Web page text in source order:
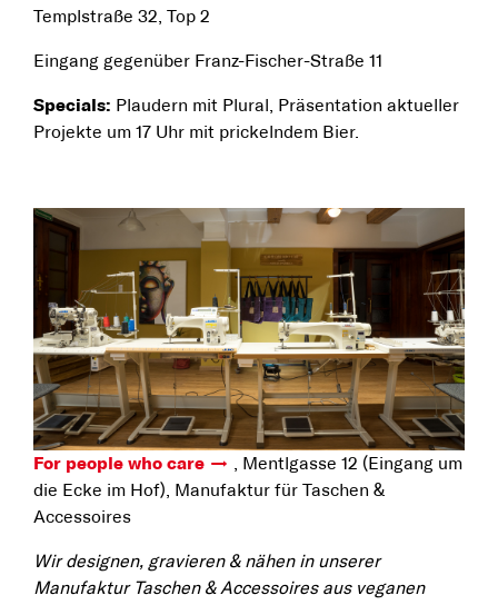
Templstraße 32, Top 2
Eingang gegenüber Franz-Fischer-Straße 11
Specials: Plaudern mit Plural, Präsentation aktueller
Projekte um 17 Uhr mit prickelndem Bier.
For people who care
, Mentlgasse 12 (Eingang um
die Ecke im Hof), Manufaktur für Taschen &
Accessoires
Wir designen, gravieren & nähen in unserer
Manufaktur Taschen & Accessoires aus veganen